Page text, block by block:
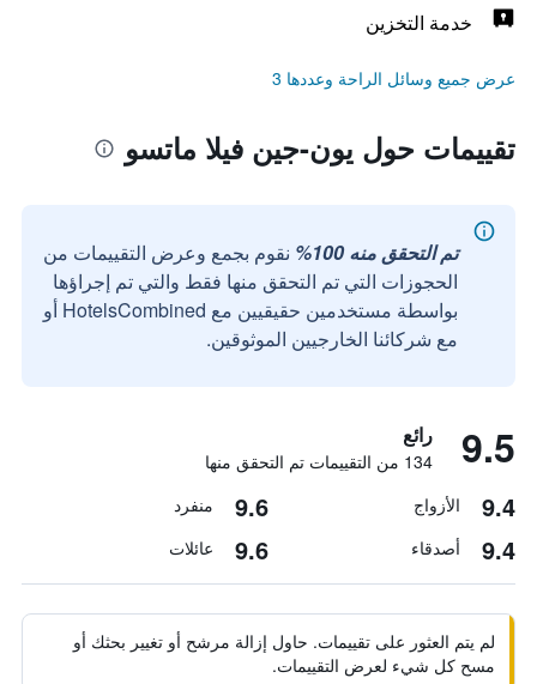
خدمة التخزين
عرض جميع وسائل الراحة وعددها 3
تقييمات حول يون-جين فيلا ماتسو
تم التحقق منه 100%
نقوم بجمع وعرض التقييمات من
الحجوزات التي تم التحقق منها فقط والتي تم إجراؤها
بواسطة مستخدمين حقيقيين مع HotelsCombined أو
مع شركائنا الخارجيين الموثوقين.
9.5 رائع
134 من التقييمات تم التحقق منها
9.4 الأزواج 9.6 منفرد
9.4 أصدقاء 9.6 عائلات
لم يتم العثور على تقييمات. حاول إزالة مرشح أو تغيير بحثك أو
مسح كل شيء لعرض التقييمات.